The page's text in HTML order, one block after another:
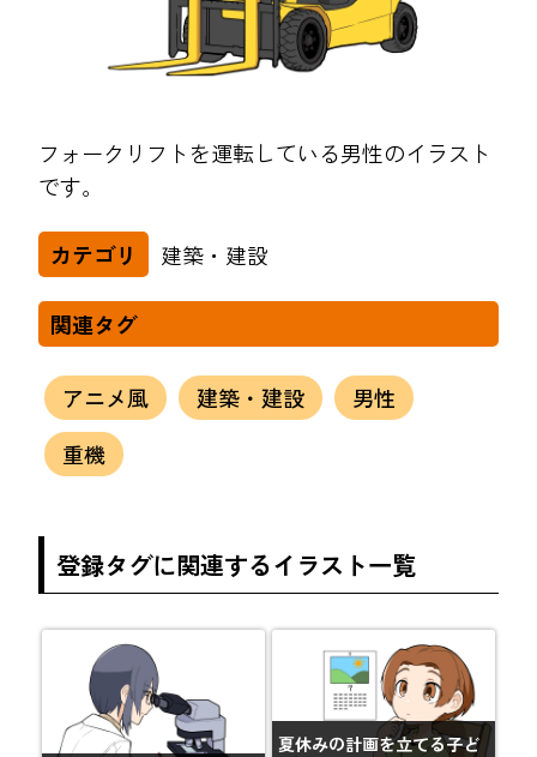
フォークリフトを運転している男性のイラスト
です。
カテゴリ 建築・建設
関連タグ
アニメ風 建築・建設
男性
重機
登録タグに関連するイラスト一覧
夏休みの計画を立てる子ど